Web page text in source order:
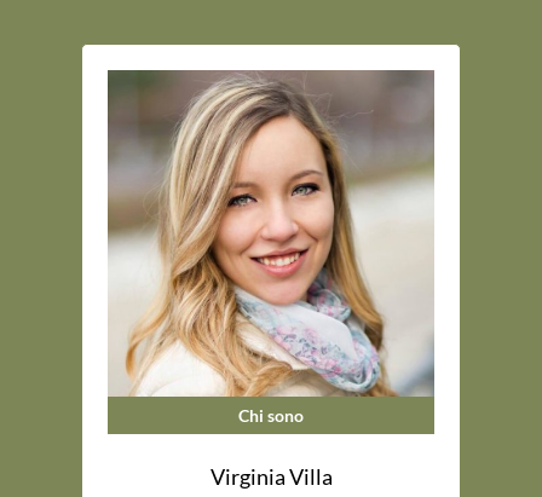
Chi sono
Virginia Villa